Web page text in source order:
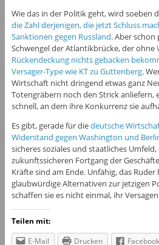
Wie das in der Politik geht, wird soeben
die Zahl derjenigen, die jetzt Schluss
Sanktionen gegen Russland. Aber
Schwengel der Atlantikbrücke, der ohne
Rückendeckung nichts gebacken
Versager-Type wie KT zu Guttenberg.
Wirtschaft nicht dringend etwas ganz
Totengräbern noch den Strick anliefern,
schnell, an dem ihre Konkurrenz sie
Es gibt, gerade für diedeutsche
Widerstand gegen Washington und
sicheres soziales und staatliches
zukunftssicheren Fortgang der
Kräfte sind am Ende. Unfähig, das
glaubwürdige Alternativen zur jetzigen
schaffen sie es nicht einmal, ihr
Teilen mit:
E-Mail
Drucken Facebook